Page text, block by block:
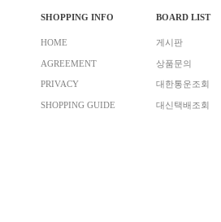
SHOPPING INFO
HOME
AGREEMENT
PRIVACY
SHOPPING GUIDE
BOARD LIST
게시판
상품문의
대한통운조회
대신택배조회